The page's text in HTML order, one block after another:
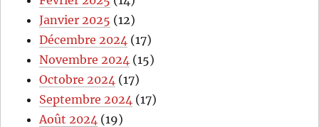
Janvier 2025 (12)
Décembre 2024 (17)
Novembre 2024 (15)
Octobre 2024 (17)
Septembre 2024 (17)
Août 2024 (19)